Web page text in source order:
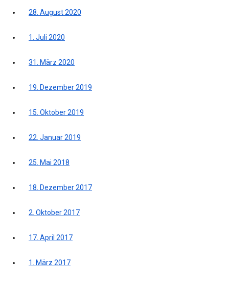
28. August 2020
1. Juli 2020
31. März 2020
19. Dezember 2019
15. Oktober 2019
22. Januar 2019
25. Mai 2018
18. Dezember 2017
2. Oktober 2017
17. April 2017
1. März 2017